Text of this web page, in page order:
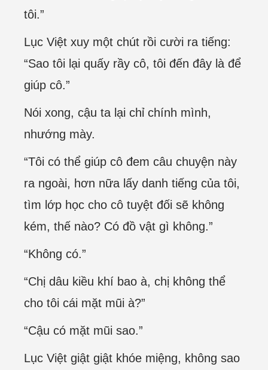
tôi.”
Lục Việt xuy một chút rồi cười ra tiếng:
“Sao tôi lại quấy rầy cô, tôi đến đây là để
giúp cô.”
Nói xong, cậu ta lại chỉ chính mình,
nhướng mày.
“Tôi có thể giúp cô đem câu chuyện này
ra ngoài, hơn nữa lấy danh tiếng của tôi,
tìm lớp học cho cô tuyệt đối sẽ không
kém, thế nào? Có đồ vật gì không.”
“Không có.”
“Chị dâu kiều khí bao à, chị không thể
cho tôi cái mặt mũi à?”
“Cậu có mặt mũi sao.”
Lục Việt giật giật khóe miệng, không sao